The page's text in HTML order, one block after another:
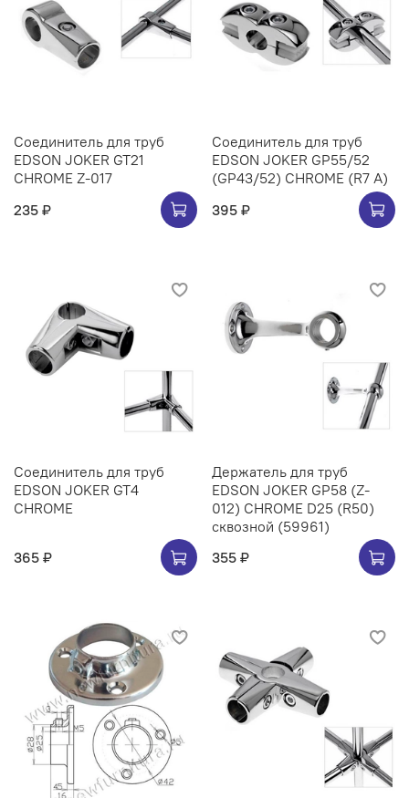
Соединитель для труб
EDSON JOKER GT21
CHROME Z-017
235 ₽
Соединитель для труб
EDSON JOKER GP55/52
(GP43/52) CHROME (R7 A)
395 ₽
Соединитель для труб
EDSON JOKER GT4
CHROME
365 ₽
Держатель для труб
EDSON JOKER GP58 (Z-
012) CHROME D25 (R50)
сквозной (59961)
355 ₽